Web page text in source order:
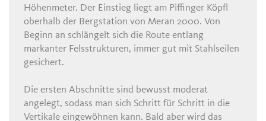
Höhenmeter. Der Einstieg liegt am Piffinger Köpfl
oberhalb der Bergstation von Meran 2000. Von
Beginn an schlängelt sich die Route entlang
markanter Felsstrukturen, immer gut mit Stahlseilen
gesichert.
Die ersten Abschnitte sind bewusst moderat
angelegt, sodass man sich Schritt für Schritt in die
Vertikale eingewöhnen kann. Bald aber wird das